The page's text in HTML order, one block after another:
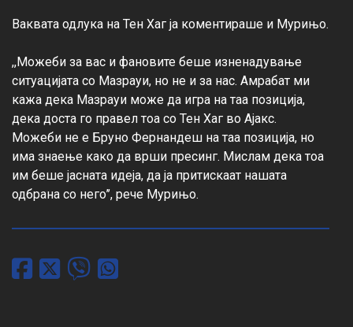
Ваквата одлука на Тен Хаг ја коментираше и Мурињо.
,,Можеби за вас и фановите беше изненадување
ситуацијата со Мазрауи, но не и за нас. Амрабат ми
кажа дека Мазрауи може да игра на таа позиција,
дека доста го правел тоа со Тен Хаг во Ајакс.
Можеби не е Бруно Фернандеш на таа позиција, но
има знаење како да врши пресинг. Мислам дека тоа
им беше јасната идеја, да ја притискаат нашата
одбрана со него’’, рече Мурињо.